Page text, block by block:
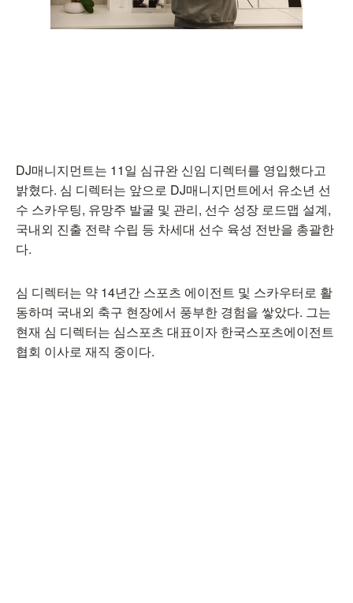
DJ매니지먼트는 11일 심규완 신임 디렉터를 영입했다고
밝혔다. 심 디렉터는 앞으로 DJ매니지먼트에서 유소년 선
수 스카우팅, 유망주 발굴 및 관리, 선수 성장 로드맵 설계,
국내외 진출 전략 수립 등 차세대 선수 육성 전반을 총괄한
다.
심 디렉터는 약 14년간 스포츠 에이전트 및 스카우터로 활
동하며 국내외 축구 현장에서 풍부한 경험을 쌓았다. 그는
현재 심 디렉터는 심스포츠 대표이자 한국스포츠에이전트
협회 이사로 재직 중이다.